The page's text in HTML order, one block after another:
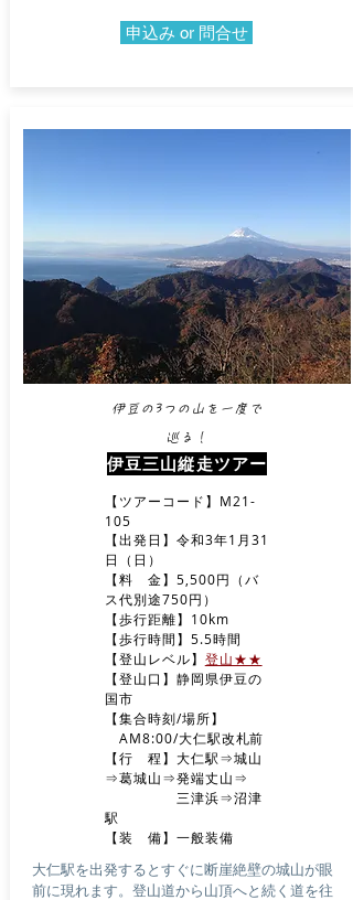
申込み or 問合せ
伊豆の3つの山を一度で
巡る！​
伊豆三山縦走ツアー
【ツアーコード】M21-
105
【出発日】令和3年1月31
日（日）
【料 金】5,500円（バ
ス代別途750円）
【歩行距離】10km
【歩行時間】5.5時間
​【登山レベル】 登山★★
​【登山口】静岡県伊豆の
国市
【集合時刻/場所】
AM8:00/大仁駅改札前
​【行 程】大仁駅⇒城山
⇒葛城山⇒発端丈山⇒
三津浜⇒沼津
駅
​【装 備】一般装備
大仁駅を出発するとすぐに断崖絶壁の城山が眼
前に現れます。登山道から山頂へと続く道を往